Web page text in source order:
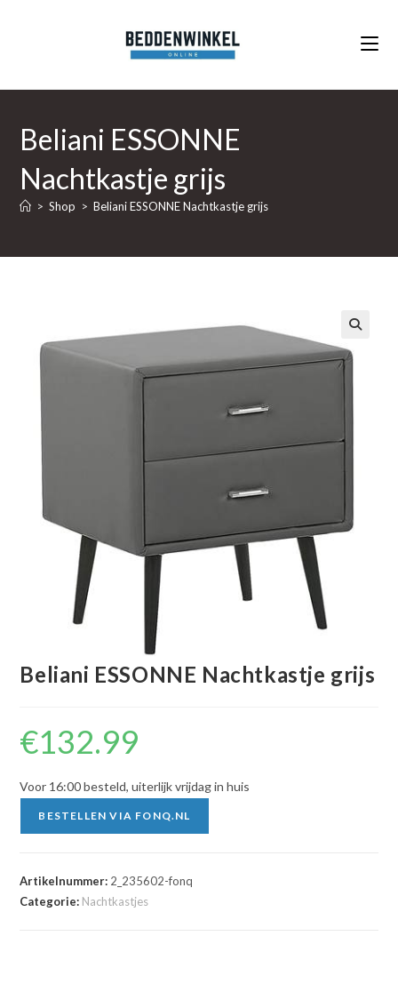
Beliani ESSONNE
Nachtkastje grijs
> Shop > Beliani ESSONNE Nachtkastje grijs
🔍
Beliani ESSONNE Nachtkastje grijs
€132.99
Voor 16:00 besteld, uiterlijk vrijdag in huis
BESTELLEN VIA FONQ.NL
Artikelnummer: 2_235602-fonq
Categorie: Nachtkastjes